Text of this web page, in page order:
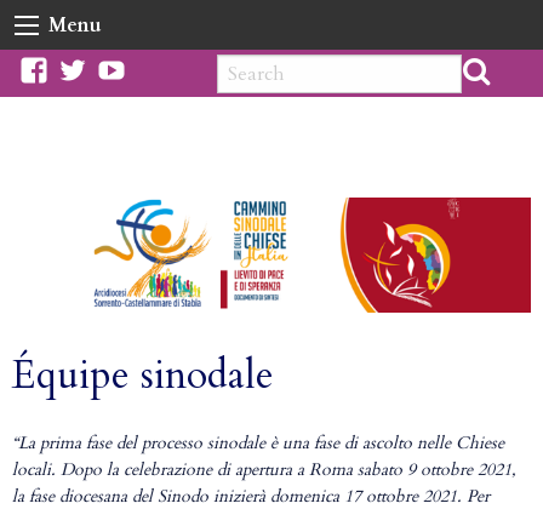
Skip
to
content
Menu
facebook
twitteryoutube
Équipe sinodale
“La prima fase del processo sinodale è una fase di ascolto nelle Chiese
locali. Dopo la celebrazione di apertura a Roma sabato 9 ottobre 2021,
la fase diocesana del Sinodo inizierà domenica 17 ottobre 2021. Per